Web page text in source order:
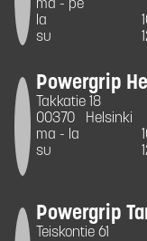
ma - pe
la
su
Powergrip
Takkatie 18
00370
Helsinki
ma - la
su
Powergrip
Teiskontie 61